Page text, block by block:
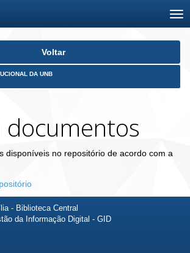
Voltar
DA UNB
documentos
disponíveis no repositório de acordo com a
- Biblioteca Central
da Informação Digital - GID